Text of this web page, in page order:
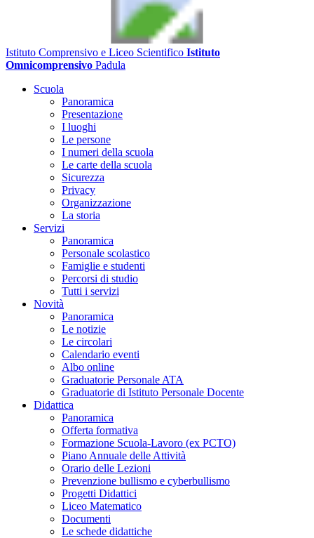
Istituto Comprensivo e Liceo Scientifico Istituto
Omnicomprensivo Padula
Scuola
Panoramica
Presentazione
I luoghi
Le persone
I numeri della scuola
Le carte della scuola
Sicurezza
Privacy
Organizzazione
La storia
Servizi
Panoramica
Personale scolastico
Famiglie e studenti
Percorsi di studio
Tutti i servizi
Novità
Panoramica
Le notizie
Le circolari
Calendario eventi
Albo online
Graduatorie Personale ATA
Graduatorie di Istituto Personale Docente
Didattica
Panoramica
Offerta formativa
Formazione Scuola-Lavoro (ex PCTO)
Piano Annuale delle Attività
Orario delle Lezioni
Prevenzione bullismo e cyberbullismo
Progetti Didattici
Liceo Matematico
Documenti
Le schede didattiche